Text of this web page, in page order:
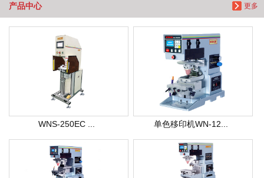
更多
产品中心
WNS-250EC ... 单色移印机WN-12...